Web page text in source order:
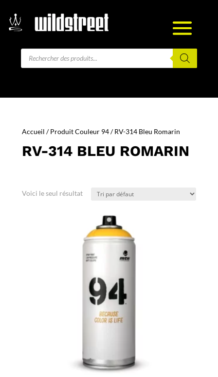
Recherche
Accueil / Produit Couleur 94 / RV-314 Bleu Romarin
RV-314 BLEU ROMARIN
Voici le seul résultat